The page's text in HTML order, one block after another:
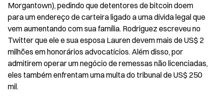
Morgantown), pedindo que detentores de bitcoin doem
para um endereço de carteira ligado a uma dívida legal que
vem aumentando com sua família. Rodriguez escreveu no
Twitter que ele e sua esposa Lauren devem mais de US$ 2
milhões em honorários advocatícios. Além disso, por
admitirem operar um negócio de remessas não licenciadas,
eles também enfrentam uma multa do tribunal de US$ 250
mil.